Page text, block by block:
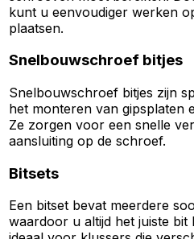
kunt u eenvoudiger werken
plaatsen.
Snelbouwschroef bitjes
Snelbouwschroef bitjes zijn
het monteren van gipsplaten
Ze zorgen voor een snelle
aansluiting op de schroef.
Bitsets
Een bitset bevat meerdere
waardoor u altijd het juiste bit